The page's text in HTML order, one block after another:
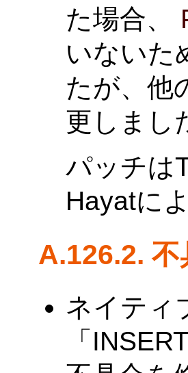
た場合、
いないた
たが、他
更しまし
パッチは
Hayatに
A.126.2.
ネイティ
「